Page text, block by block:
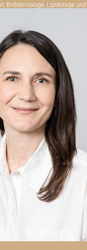
Endokrinologe, Lipidologe und